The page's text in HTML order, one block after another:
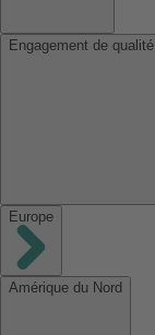
Engagement de qualité
Europe
Amérique du Nord